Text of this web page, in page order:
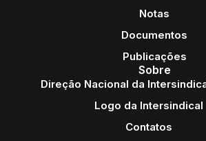
Notas
Documentos
Publicações
Sobre
Direção Nacional da
Logo da Intersindical
Contatos